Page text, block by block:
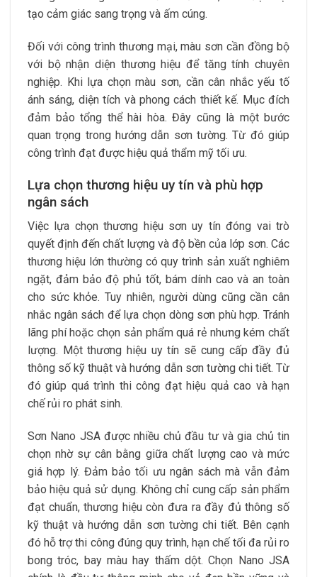
tạo cảm giác sang trọng và ấm cúng.
Đối với công trình thương mại, màu sơn cần đồng bộ
với bộ nhận diện thương hiệu để tăng tính chuyên
nghiệp. Khi lựa chọn màu sơn, cần cân nhắc yếu tố
ánh sáng, diện tích và phong cách thiết kế. Mục đích
đảm bảo tổng thể hài hòa. Đây cũng là một bước
quan trọng trong hướng dẫn sơn tường. Từ đó giúp
công trình đạt được hiệu quả thẩm mỹ tối ưu.
Lựa chọn thương hiệu uy tín và phù hợp
ngân sách
Việc lựa chọn thương hiệu sơn uy tín đóng vai trò
quyết định đến chất lượng và độ bền của lớp sơn. Các
thương hiệu lớn thường có quy trình sản xuất nghiêm
ngặt, đảm bảo độ phủ tốt, bám dính cao và an toàn
cho sức khỏe. Tuy nhiên, người dùng cũng cần cân
nhắc ngân sách để lựa chọn dòng sơn phù hợp. Tránh
lãng phí hoặc chọn sản phẩm quá rẻ nhưng kém chất
lượng. Một thương hiệu uy tín sẽ cung cấp đầy đủ
thông số kỹ thuật và hướng dẫn sơn tường chi tiết. Từ
đó giúp quá trình thi công đạt hiệu quả cao và hạn
chế rủi ro phát sinh.
Sơn Nano JSA được nhiều chủ đầu tư và gia chủ tin
chọn nhờ sự cân bằng giữa chất lượng cao và mức
giá hợp lý. Đảm bảo tối ưu ngân sách mà vẫn đảm
bảo hiệu quả sử dụng. Không chỉ cung cấp sản phẩm
đạt chuẩn, thương hiệu còn đưa ra đầy đủ thông số
kỹ thuật và hướng dẫn sơn tường chi tiết. Bên cạnh
đó hỗ trợ thi công đúng quy trình, hạn chế tối đa rủi ro
bong tróc, bay màu hay thấm dột. Chọn Nano JSA